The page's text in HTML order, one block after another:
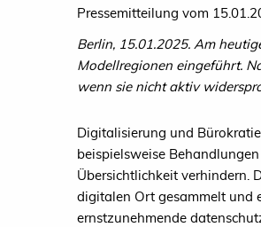
Pressemitteilung vom
Berlin, 15.01.2025. Am
Modellregionen eingeführt.
wenn sie nicht aktiv
Digitalisierung und
beispielsweise
Übersichtlichkeit verhindern.
digitalen Ort gesammelt und
ernstzunehmende